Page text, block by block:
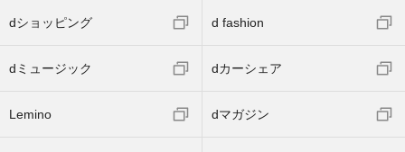
dショッピング d fashion
dミュージック dカーシェア
Lemino dマガジン